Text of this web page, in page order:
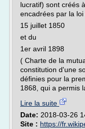
lucratif) sont créés
encadrées par la loi
15 juillet 1850
et du
1er avril 1898
( Charte de la
constitution d'une
définies pour la
1868, qui a permis
Lire la suite
Date: 2018-03-26
Site : https://